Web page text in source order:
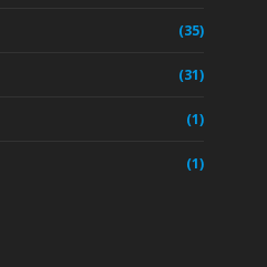
(35)
(31)
(1)
(1)